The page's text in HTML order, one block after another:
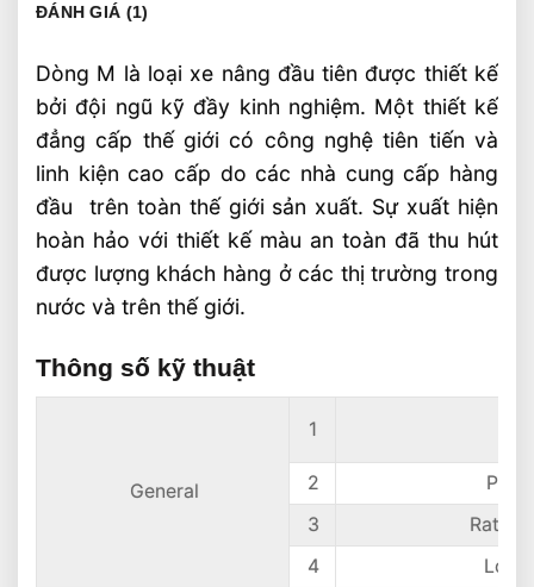
ĐÁNH GIÁ (1)
Dòng M là loại xe nâng đầu tiên được thiết kế
bởi đội ngũ kỹ đầy kinh nghiệm. Một thiết kế
đẳng cấp thế giới có công nghệ tiên tiến và
linh kiện cao cấp do các nhà cung cấp hàng
đầu trên toàn thế giới sản xuất. Sự xuất hiện
hoàn hảo với thiết kế màu an toàn đã thu hút
được lượng khách hàng ở các thị trường trong
nước và trên thế giới.
Thông số kỹ thuật
General
1
2
3
Rated
4
Load